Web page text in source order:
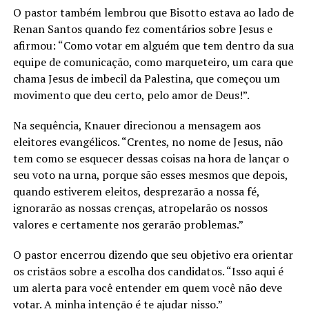
O pastor também lembrou que Bisotto estava ao lado de
Renan Santos quando fez comentários sobre Jesus e
afirmou: “Como votar em alguém que tem dentro da sua
equipe de comunicação, como marqueteiro, um cara que
chama Jesus de imbecil da Palestina, que começou um
movimento que deu certo, pelo amor de Deus!”.
Na sequência, Knauer direcionou a mensagem aos
eleitores evangélicos. “Crentes, no nome de Jesus, não
tem como se esquecer dessas coisas na hora de lançar o
seu voto na urna, porque são esses mesmos que depois,
quando estiverem eleitos, desprezarão a nossa fé,
ignorarão as nossas crenças, atropelarão os nossos
valores e certamente nos gerarão problemas.”
O pastor encerrou dizendo que seu objetivo era orientar
os cristãos sobre a escolha dos candidatos. “Isso aqui é
um alerta para você entender em quem você não deve
votar. A minha intenção é te ajudar nisso.”